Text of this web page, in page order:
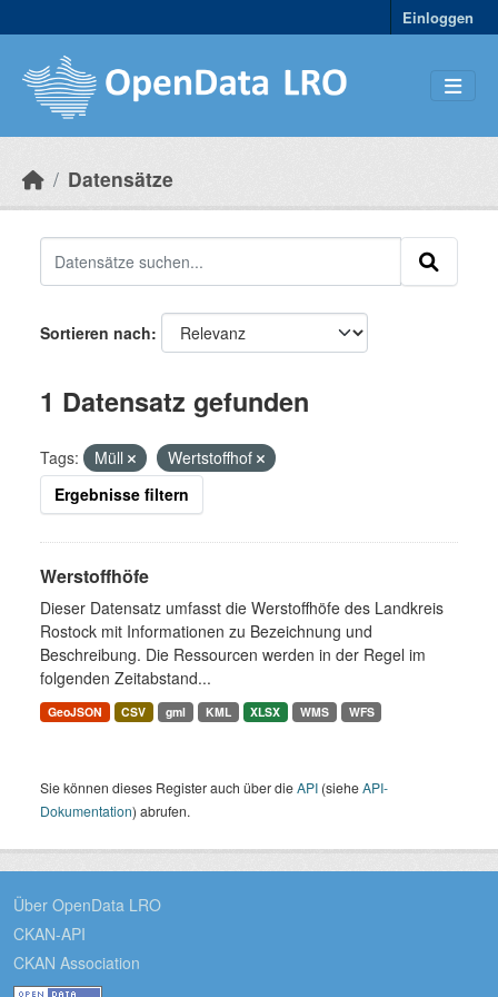
Einloggen
Datensätze
Sortieren nach
1 Datensatz gefunden
Tags: Müll
Wertstoffhof
Ergebnisse filtern
Werstoffhöfe
Dieser Datensatz umfasst die Werstoffhöfe des Landkreis
Rostock mit Informationen zu Bezeichnung und
Beschreibung. Die Ressourcen werden in der Regel im
folgenden Zeitabstand...
GeoJSON CSV gml KML XLSX WMS WFS
Sie können dieses Register auch über dieAPI (sieheAPI-
Dokumentation) abrufen.
Über OpenData LRO
CKAN-API
CKAN Association